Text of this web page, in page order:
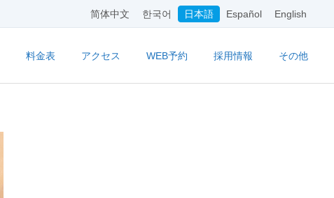
简体中文 한국어 日本語 Español English
料金表 アクセス WEB予約 採用情報 その他